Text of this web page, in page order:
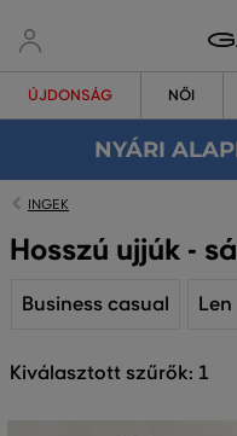
ÚJDONSÁG NŐI
NYÁRI
INGEK
Hosszú ujjúk -
Business casual Len
Kiválasztott szűrők: 1